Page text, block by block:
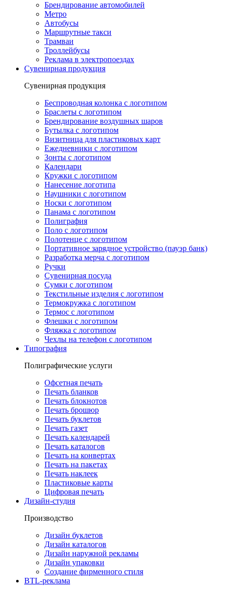
Брендирование автомобилей
Метро
Автобусы
Маршрутные такси
Трамваи
Троллейбусы
Реклама в электропоездах
Сувенирная продукция
Сувенирная продукция
Беспроводная колонка с логотипом
Браслеты с логотипом
Брендирование воздушных шаров
Бутылка с логотипом
Визитница для пластиковых карт
Ежедневники с логотипом
Зонты с логотипом
Календари
Кружки с логотипом
Нанесение логотипа
Наушники с логотипом
Носки с логотипом
Панама с логотипом
Полиграфия
Поло с логотипом
Полотенце с логотипом
Портативное зарядное устройство (пауэр банк)
Разработка мерча с логотипом
Ручки
Сувенирная посуда
Сумки с логотипом
Текстильные изделия с логотипом
Термокружка с логотипом
Термос с логотипом
Флешки с логотипом
Фляжка с логотипом
Чехлы на телефон с логотипом
Типография
Полиграфические услуги
Офсетная печать
Печать бланков
Печать блокнотов
Печать брошюр
Печать буклетов
Печать газет
Печать календарей
Печать каталогов
Печать на конвертах
Печать на пакетах
Печать наклеек
Пластиковые карты
Цифровая печать
Дизайн-студия
Производство
Дизайн буклетов
Дизайн каталогов
Дизайн наружной рекламы
Дизайн упаковки
Создание фирменного стиля
BTL-реклама